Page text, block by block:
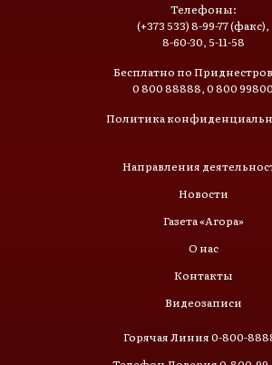
Телефоны:
(+373 533) 8-99-77 (факс),
8-60-30, 5-11-58
Бесплатно по
0 800 88888, 0 800 99800
Политика
Направления
Новости
Газета «Агора»
О нас
Контакты
Видеозаписи
Горячая Линия 0-800-